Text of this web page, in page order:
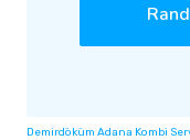
Demirdöküm Adana Kombi